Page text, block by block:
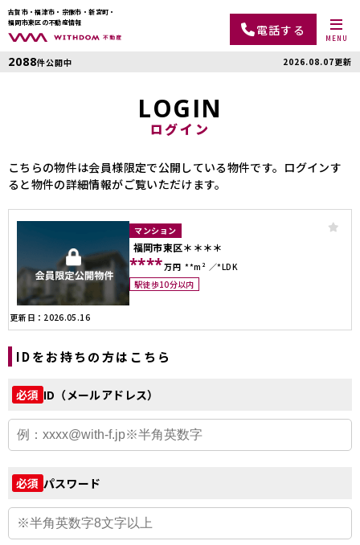
古賀市・福津市・宗像市・新宮町・
福岡市東区の不動産情報
電話する
MENU
2088件公開中 2026.08.07更新
LOGIN
ログイン
こちらの物件は会員様限定で公開している物件です。ログインす
ると物件の詳細情報がご覧いただけます。
マンション
福岡市東区＊＊＊＊
****万円 **m²
*LDK
駅徒歩10分以内
更新日：2026.05.16
IDをお持ちの方はこちら
必須 ID（メールアドレス）
必須 パスワード